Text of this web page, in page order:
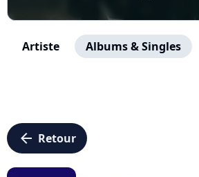
Artiste Albums & Singles
arrow_left Retour